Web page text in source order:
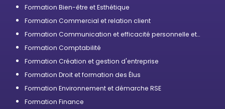
Formation Bien-être et Esthétique
Formation Commercial et relation client
Formation Communication et efficacité personnelle et
Formation Comptabilité
Formation Création et gestion d'entreprise
Formation Droit et formation des Élus
Formation Environnement et démarche RSE
Formation Finance